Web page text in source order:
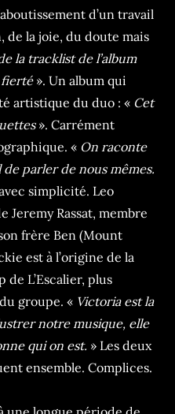
d’un travail
de la joie, du doute mais
la tracklist de l’album
fierté». Un album qui
artistique du duo : « Cet
». Carrément
« On raconte
de parler de nous mêmes.
simplicité. Leo
Jeremy Rassat, membre
frère Ben (Mount
est à l’origine de la
de L’Escalier, plus
groupe. « Victoria est la
notre musique, elle
qui on est. » Les deux
ensemble. Complices.